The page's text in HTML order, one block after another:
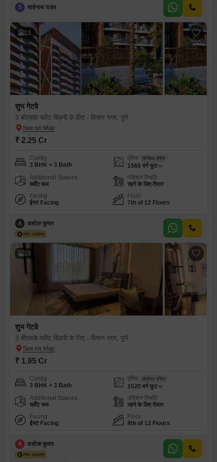
S साईनाथ राउत
13
शुभ गेटवे
3 बीएचके फ्लैट बिक्री के लिए - विमान नगर, पुणे
₹ 2.25 Cr
Config
3 BHK + 3 Bath
एरिया सेलेबल एरिया
1560 वर्ग फुट
Additional Spaces
सर्वेंट रूम
पॉसेशन स्थिति
रहने के लिए तैयार
Facing
ईस्ट Facing
Floor
7th of 12 Floors
A अशोक कुमार
13
शुभ गेटवे
3 बीएचके फ्लैट बिक्री के लिए - विमान नगर, पुणे
₹ 1.95 Cr
Config
3 BHK + 3 Bath
एरिया सेलेबल एरिया
1520 वर्ग फुट
Additional Spaces
सर्वेंट रूम
पॉसेशन स्थिति
रहने के लिए तैयार
Facing
ईस्ट Facing
Floor
8th of 12 Floors
A अशोक कुमार